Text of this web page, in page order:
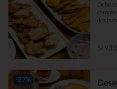
Ocho
camote
dos
S/
-37%